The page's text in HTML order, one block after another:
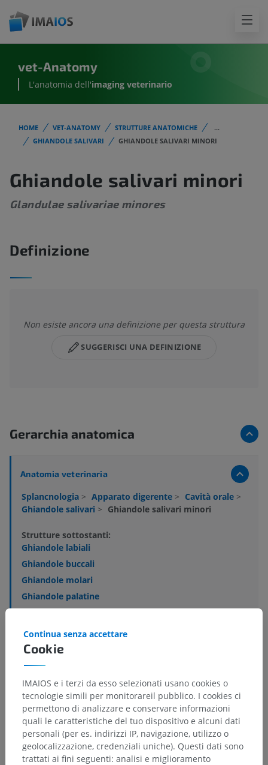
vet-Anatomy
L'anatomia dell'imaging veterinario
HOME VET-ANATOMY STRUTTURE ANATOMICHE
...
GHIANDOLE SALIVARI
GHIANDOLE SALIVARI MINORI
Ghiandole salivari minori
Glandulae salivariae minores
Definizione
Non esiste ancora una definizione per questa struttura
SUGGERISCI UNA DEFINIZIONE
Gerarchia anatomica
Anatomia veterinaria
Splancnologia > Apparato digerente > Cavità orale >
Ghiandole salivari > Ghiandole salivari minori
Strutture sottostanti:
Ghiandole labiali
Ghiandole buccali
Ghiandole molari
Ghiandole palatine
Ghiandola paracaruncolare
Anatomia comparata umana
Traduzioni
Cookie
Continua senza accettare
IMAIOS e i terzi da esso selezionati usano cookies o
tecnologie simili per monitorareil pubblico. I cookies ci
permettono di analizzare e conservare informazioni
quali le caratteristiche del tuo dispositivo e alcuni dati
personali (per es. indirizzi IP, navigazione, utilizzo o
geolocalizzazione, credenziali uniche). Questi dati sono
trattati ai fini seguenti: analisi e miglioramento